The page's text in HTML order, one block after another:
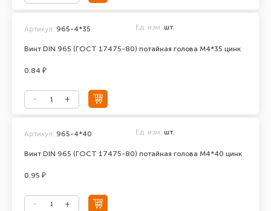
Винт DIN 965 (ГОСТ 17475-80) потайная голова М4*35 цинк
Артикул: 965-4*35 Ед. изм. шт.
0.84 ₽
Винт DIN 965 (ГОСТ 17475-80) потайная голова М4*40 цинк
Артикул: 965-4*40 Ед. изм. шт.
0.95 ₽